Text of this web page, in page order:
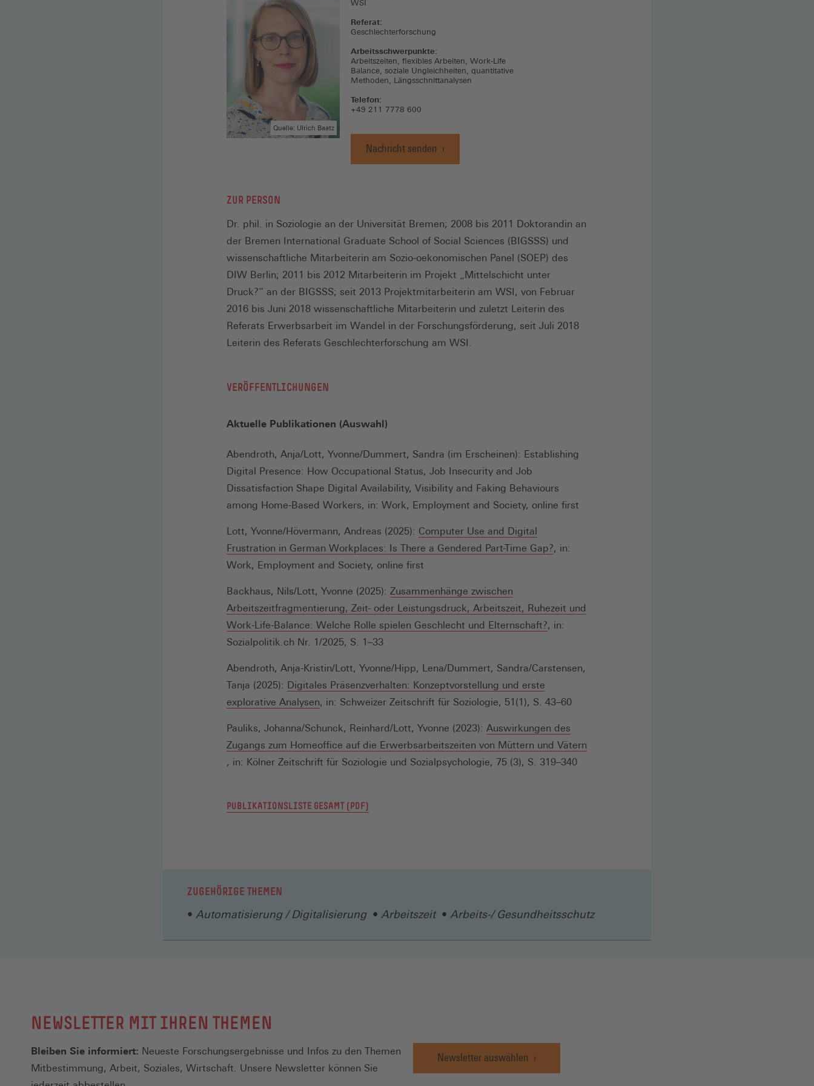
Quelle: Ulrich Baatz
WSI
Referat:
Geschlechterforschung
Arbeitsschwerpunkte:
Arbeitszeiten, flexibles Arbeiten, Work-Life
Balance, soziale Ungleichheiten, quantitative
Methoden, Längsschnittanalysen
Telefon:
+49 211 7778 600
Nachricht senden
ZUR PERSON
Dr. phil. in Soziologie an der Universität Bremen; 2008 bis 2011 Doktorandin an
der Bremen International Graduate School of Social Sciences (BIGSSS) und
wissenschaftliche Mitarbeiterin am Sozio-oekonomischen Panel (SOEP) des
DIW Berlin; 2011 bis 2012 Mitarbeiterin im Projekt „Mittelschicht unter
Druck?“ an der BIGSSS; seit 2013 Projektmitarbeiterin am WSI, von Februar
2016 bis Juni 2018 wissenschaftliche Mitarbeiterin und zuletzt Leiterin des
Referats Erwerbsarbeit im Wandel in der Forschungsförderung, seit Juli 2018
Leiterin des Referats Geschlechterforschung am WSI.
VERÖFFENTLICHUNGEN
Aktuelle Publikationen (Auswahl)
Abendroth, Anja/Lott, Yvonne/Dummert, Sandra (im Erscheinen): Establishing
Digital Presence: How Occupational Status, Job Insecurity and Job
Dissatisfaction Shape Digital Availability, Visibility and Faking Behaviours
among Home-Based Workers, in: Work, Employment and Society, online first
Lott, Yvonne/Hövermann, Andreas (2025): Computer Use and Digital
Frustration in German Workplaces: Is There a Gendered Part-Time Gap? (Öffnet
Fenster)
, in:
Work, Employment and Society, online first
Backhaus, Nils/Lott, Yvonne (2025): Zusammenhänge zwischen
Arbeitszeitfragmentierung, Zeit- oder Leistungsdruck, Arbeitszeit, Ruhezeit und
Work-Life-Balance: Welche Rolle spielen Geschlecht und Elternschaft?, in:
Sozialpolitik.ch Nr. 1/2025, S. 1–33
Abendroth, Anja-Kristin/Lott, Yvonne/Hipp, Lena/Dummert, Sandra/Carstensen,
Tanja (2025): Digitales Präsenzverhalten: Konzeptvorstellung und erste
explorative Analysen (Öffnet
einem
neuen
Fenster)
, in: Schweizer Zeitschrift für Soziologie, 51(1), S. 43–60
Pauliks, Johanna/Schunck, Reinhard/Lott, Yvonne (2023): Auswirkungen des
Zugangs zum Homeoffice auf die Erwerbsarbeitszeiten von Müttern und Vätern
(Öffnet
neuen
, in: Kölner Zeitschrift für Soziologie und Sozialpsychologie, 75 (3), S. 319–340
PUBLIKATIONSLISTE GESAMT (PDF)
ZUGEHÖRIGE THEMEN
Automatisierung / Digitalisierung Arbeitszeit Arbeits-/ Gesundheitsschutz
NEWSLETTER MIT IHREN THEMEN
Bleiben Sie informiert: Neueste Forschungsergebnisse und Infos zu den Themen
Mitbestimmung, Arbeit, Soziales, Wirtschaft. Unsere Newsletter können Sie
Newsletter auswählen